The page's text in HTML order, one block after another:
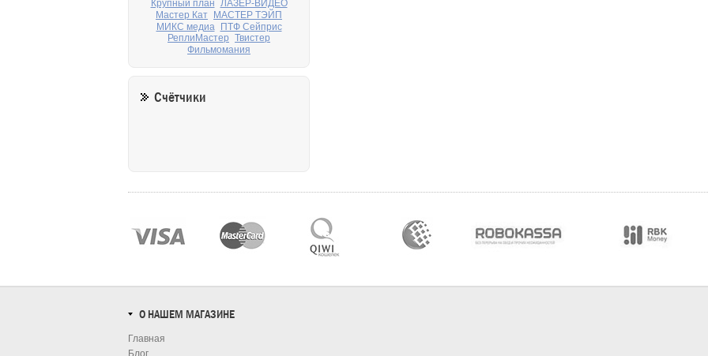
Крупный план ЛАЗЕР-ВИДЕО
Мастер Кат МАСТЕР ТЭЙП
МИКС медиа
ПТФ Сейприс
РеплиМастер Твистер
Фильмомания
Счётчики
О НАШЕМ МАГАЗИНЕ
Главная